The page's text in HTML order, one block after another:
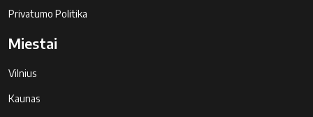
Privatumo Politika
Miestai
Vilnius
Kaunas